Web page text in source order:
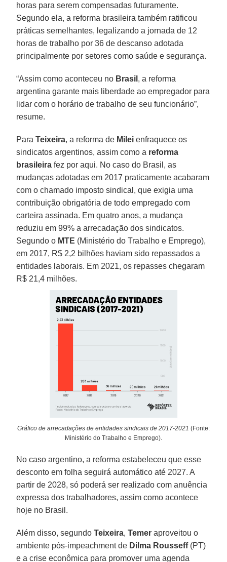
horas para serem compensadas futuramente.
Segundo ela, a reforma brasileira também ratificou
práticas semelhantes, legalizando a jornada de 12
horas de trabalho por 36 de descanso adotada
principalmente por setores como saúde e segurança.
“Assim como aconteceu no Brasil , a reforma
argentina garante mais liberdade ao empregador para
lidar com o horário de trabalho de seu funcionário”,
resume.
ParaTeixeira, a reforma de Milei enfraquece os
sindicatos argentinos, assim como a reforma
brasileira fez por aqui. No caso do Brasil, as
mudanças adotadas em 2017 praticamente acabaram
com o chamado imposto sindical, que exigia uma
contribuição obrigatória de todo empregado com
carteira assinada. Em quatro anos, a mudança
reduziu em 99% a arrecadação dos sindicatos.
Segundo o MTE (Ministério do Trabalho e Emprego),
em 2017, R$ 2,2 bilhões haviam sido repassados a
entidades laborais. Em 2021, os repasses chegaram
R$ 21,4 milhões.
Gráfico de arrecadações de entidades sindicais de 2017-2021 (Fonte:
Ministério do Trabalho e Emprego).
No caso argentino, a reforma estabeleceu que esse
desconto em folha seguirá automático até 2027. A
partir de 2028, só poderá ser realizado com anuência
expressa dos trabalhadores, assim como acontece
hoje no Brasil.
Além disso, segundoTeixeira,Temer aproveitou o
ambiente pós-impeachment de Dilma Rousseff(PT)
e a crise econômica para promover uma agenda